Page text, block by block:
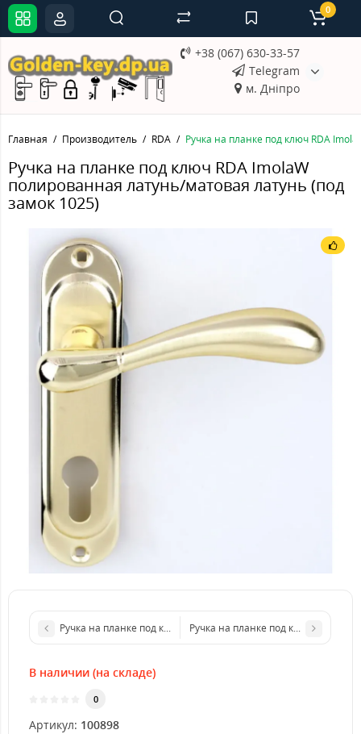
+38 (067) 630-33-57
Telegram
м. Дніпро
0
Главная Производитель RDA Ручка на планке под ключ RDA
Ручка на планке под ключ RDA ImolaW
полированная латунь/матовая латунь (под
замок 1025)
Ручка на планке под ключ RDA ImolaW матовая античная
Ручка на планке под ключ RDA
В наличии (на складе)
0
Артикул: 100898